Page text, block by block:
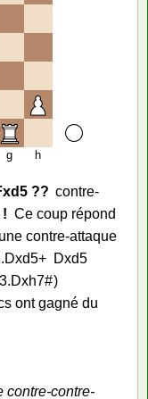
g h
?? contre-
Ce coup répond
contre-attaque
Dxd5+
Dxd5
Dxh7#
ont gagné du
contre-contre-